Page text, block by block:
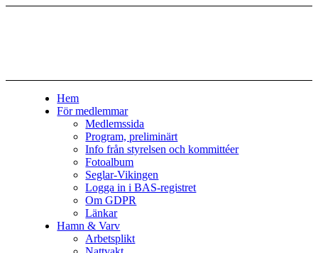
Hem
För medlemmar
Medlemssida
Program, preliminärt
Info från styrelsen och kommittéer
Fotoalbum
Seglar-Vikingen
Logga in i BAS-registret
Om GDPR
Länkar
Hamn & Varv
Arbetsplikt